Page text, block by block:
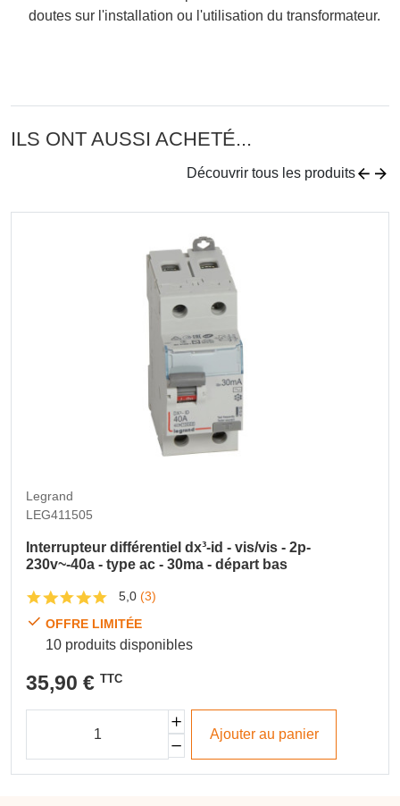
doutes sur l'installation ou l'utilisation du transformateur.
ILS ONT AUSSI ACHETÉ...
Découvrir tous les produits
Legrand
LEG411505
Interrupteur différentiel dx³-id - vis/vis - 2p-
230v~-40a - type ac - 30ma - départ bas
5,0 (3)
OFFRE LIMITÉE
10 produits disponibles
35,90 € TTC
Ajouter au panier